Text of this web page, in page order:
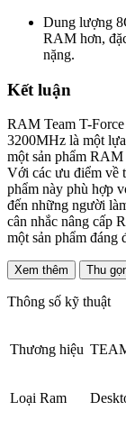
Dung lượng
RAM hơn,
nặng.
Kết luận
RAM Team T-
3200MHz là một
một sản phẩm RAM
Với các ưu điểm về
phẩm này phù hợp
đến những người
cân nhắc nâng cấp
một sản phẩm đáng
Xem thêm Thu
Thông số kỹ thuật
Thương hiệu
Loại Ram